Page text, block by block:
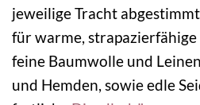
jeweilige Tracht
für warme, strapazierfähige
feine Baumwolle und
und Hemden, sowie edle